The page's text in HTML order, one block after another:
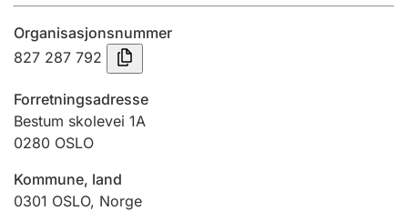
Innsending og forseinkingsgebyr
Tinglysing
Jeger
Organisasjonsnummer
827 287 792
Forretningsadresse
Bestum skolevei 1A
0280 OSLO
Kommune, land
0301 OSLO, Norge